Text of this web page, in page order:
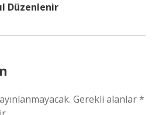
Düzenlenir
Gerekli alanlar*